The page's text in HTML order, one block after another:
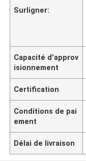
Surligner:
Capacité d'approv
isionnement
Certification
Conditions de pai
ement
Délai de livraison